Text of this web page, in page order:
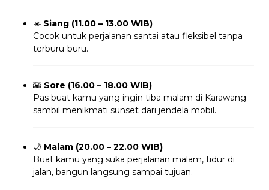
☀️ Siang (11.00 – 13.00 WIB)
Cocok untuk perjalanan santai atau fleksibel tanpa
terburu-buru.
🌇 Sore (16.00 – 18.00 WIB)
Pas buat kamu yang ingin tiba malam di Karawang
sambil menikmati sunset dari jendela mobil.
🌙 Malam (20.00 – 22.00 WIB)
Buat kamu yang suka perjalanan malam, tidur di
jalan, bangun langsung sampai tujuan.